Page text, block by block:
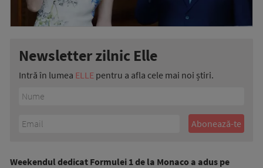
Newsletter zilnic Elle
Intră în lumea ELLE pentru a afla cele mai noi știri.
Weekendul dedicat Formulei 1 de la Monaco a adus pe